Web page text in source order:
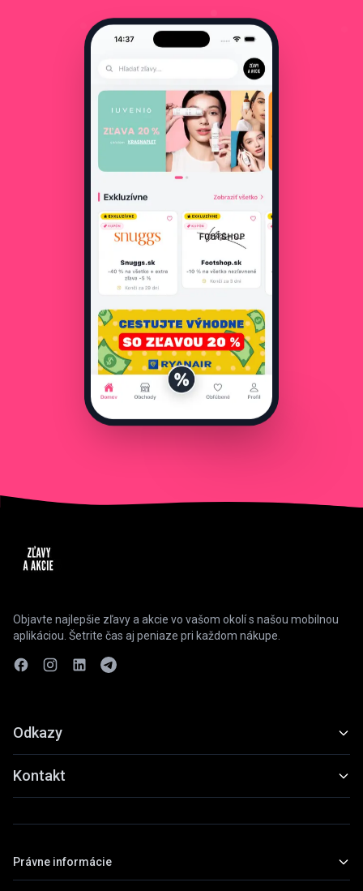
Objavte najlepšie zľavy a akcie vo vašom okolí s našou mobilnou
aplikáciou. Šetrite čas aj peniaze pri každom nákupe.
Odkazy
Funkcie
Ukážky
Stiahnuť
Kontakt
Praha, Česká republika
Právne informácie